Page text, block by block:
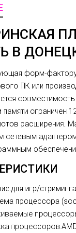
В
форм-фактору
ПК или
ограничен
расширения.
сетевым
для игр/стриминга
процессора
процессоров: